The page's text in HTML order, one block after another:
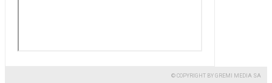
© COPYRIGHT BY GREMI MEDIA SA